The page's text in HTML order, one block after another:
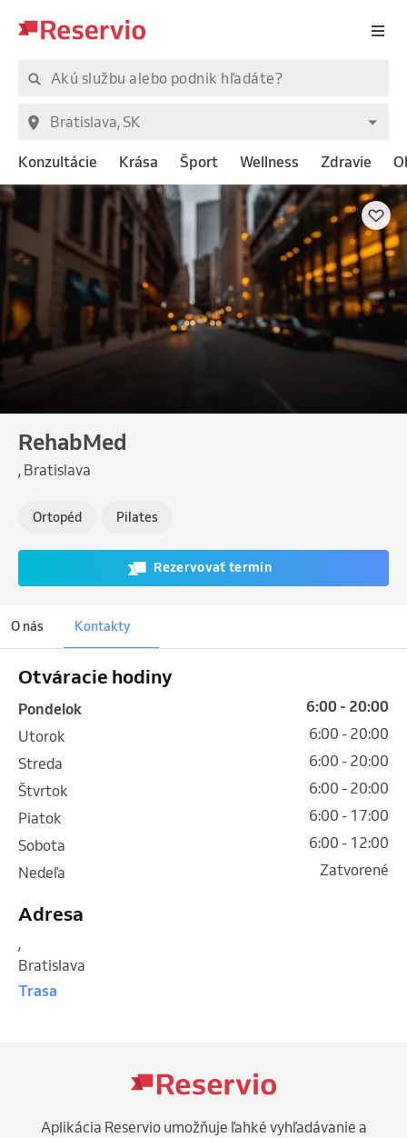
Konzultácie Krása Šport Wellness Zdravie
RehabMed
, Bratislava
Ortopéd Pilates
Rezervovať termín
O nás Kontakty
Otváracie hodiny
pondelok
6:00 - 20:00
utorok
6:00 - 20:00
streda
6:00 - 20:00
štvrtok
6:00 - 20:00
piatok
6:00 - 17:00
sobota
6:00 - 12:00
nedeľa
Zatvorené
Adresa
,
Bratislava
Trasa
Aplikácia Reservio umožňuje ľahké vyhľadávanie a